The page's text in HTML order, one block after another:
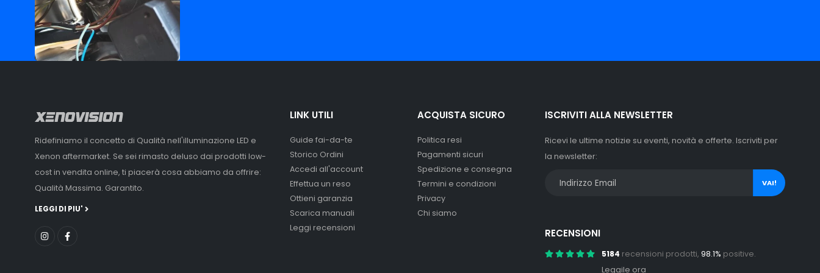
Ridefiniamo il concetto di Qualità nell'illuminazione LED e
Xenon aftermarket. Se sei rimasto deluso dai prodotti low-
cost in vendita online, ti piacerà cosa abbiamo da offrire:
Qualità Massima. Garantito.
LEGGI DI PIU'
LINK UTILI
Guide fai-da-te
Storico Ordini
Accedi all'account
Effettua un reso
Ottieni garanzia
Scarica manuali
Leggi recensioni
ACQUISTA SICURO
Politica resi
Pagamenti sicuri
Spedizione e consegna
Termini e condizioni
Privacy
Chi siamo
ISCRIVITI ALLA NEWSLETTER
Ricevi le ultime notizie su eventi, novità e offerte. Iscriviti per
la newsletter:
VAI!
RECENSIONI
5184 recensioni prodotti, 98.1% positive.
Leggile ora